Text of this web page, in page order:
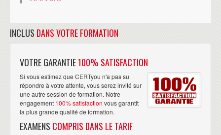
INCLUS DANS VOTRE FORMATION
VOTRE GARANTIE100% SATISFACTION
Si vous estimez que CERTyou n'a pas su
répondre à votre attente, vous serez invité sur
une autre session de formation. Notre
engagement 100% satisfaction vous garantit
la plus grande qualité de formation.
EXAMENS COMPRIS DANS LE TARIF